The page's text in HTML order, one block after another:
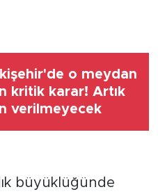
o meydan
kritik karar! Artık
verilmeyecek
büyüklüğünde